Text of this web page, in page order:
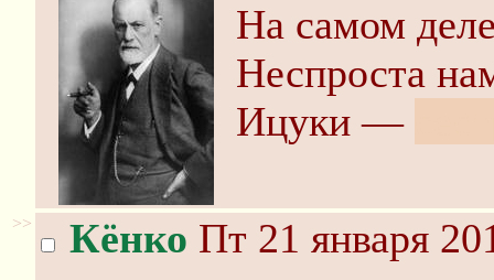
На самом
Неспроста
Ицуки —
>> Кёнко Пт 21 января